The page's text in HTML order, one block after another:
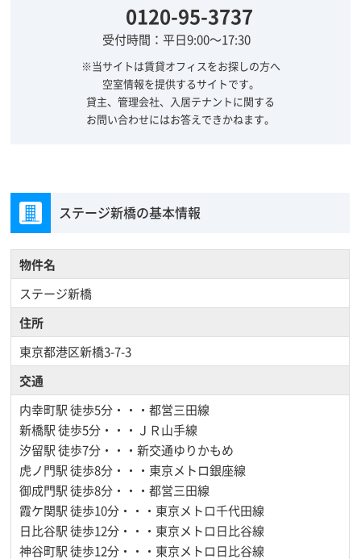
0120-95-3737
受付時間：平日9:00～17:30
※当サイトは賃貸オフィスをお探しの方へ
空室情報を提供するサイトです。
貸主、管理会社、入居テナントに関する
お問い合わせにはお答えできかねます。
ステージ新橋の基本情報
物件名
ステージ新橋
住所
東京都港区新橋3-7-3
交通
内幸町駅徒歩5分・・・都営三田線
新橋駅徒歩5分・・・ＪＲ山手線
汐留駅徒歩7分・・・新交通ゆりかもめ
虎ノ門駅徒歩8分・・・東京メトロ銀座線
御成門駅徒歩8分・・・都営三田線
霞ケ関駅徒歩10分・・・東京メトロ千代田線
日比谷駅徒歩12分・・・東京メトロ日比谷線
神谷町駅徒歩12分・・・東京メトロ日比谷線